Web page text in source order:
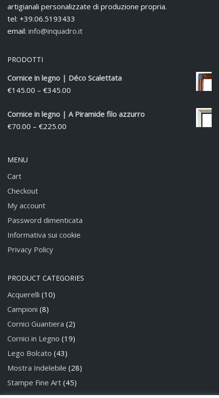
artigianali personalizzate di produzione propria.
tel: +39.06.5193433
email: info@inquadro.it
PRODOTTI
Cornice in legno | Déco Scalettata
€145.00 – €345.00
Cornice in legno | A Piramide filo azzurro
€70.00 – €225.00
MENU
Cart
Checkout
My account
Password dimenticata
Informativa sui cookie
Privacy Policy
PRODUCT CATEGORIES
Acquerelli (10)
Campioni (8)
Cornici Guantiera (2)
Cornici in Legno (19)
Lego Bolcato (43)
Mostra Indelebile (28)
Stampe Fine Art (45)